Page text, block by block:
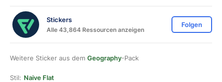
Stickers
Alle 43,864 Ressourcen anzeigen
Folgen
Weitere Sticker aus dem Geography-Pack
Stil: Naive Flat